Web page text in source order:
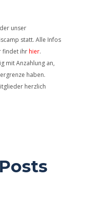
unser
statt. Alle Infos
findet ihrhier.
mit Anzahlung an,
haben.
herzlich